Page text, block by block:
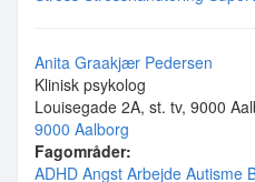
Anita Graakjær Pedersen
Klinisk psykolog
Louisegade 2A, st. tv, 9000
9000 Aalborg
Fagområder:
ADHD Angst Arbejde Autisme